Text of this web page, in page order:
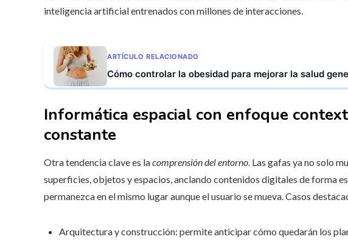
inteligencia artificial entrenados con millones de interacciones.
ARTÍCULO RELACIONADO
Cómo controlar la obesidad para mejorar la salud
Informática espacial con enfoque
constante
Otra tendencia clave es lacomprensión del entorno. Las gafas ya no solo
superficies, objetos y espacios, anclando contenidos digitales de forma
permanezca en el mismo lugar aunque el usuario se mueva. Casos
Arquitectura y construcción: permite anticipar cómo quedarán los